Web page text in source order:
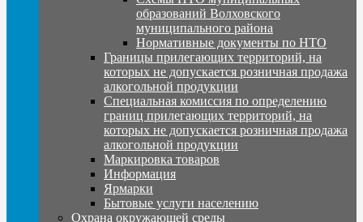
образований Волховского
муниципального района
Нормативные документы по НТО
Границы прилегающих территорий, на
которых не допускается розничная продажа
алкогольной продукции
Специальная комиссия по определению
границ прилегающих территорий, на
которых не допускается розничная продажа
алкогольной продукции
Маркировка товаров
Информация
Ярмарки
Бытовые услуги населению
Охрана окружающей среды